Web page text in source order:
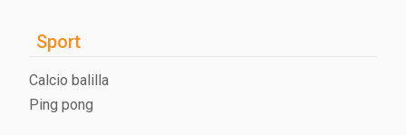
Sport
Calcio balilla
Ping pong